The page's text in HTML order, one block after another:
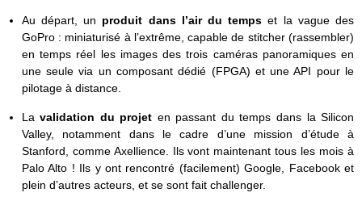
Au départ, un produit dans l’air du tempset la vague des
GoPro : miniaturisé à l’extrême, capable de stitcher (rassembler)
en temps réel les images des trois caméras panoramiques en
une seule via un composant dédié (FPGA) et une API pour le
pilotage à distance.
Lavalidation du projet en passant du temps dans la Silicon
Valley, notamment dans le cadre d’une mission d’étude à
Stanford, comme Axellience. Ils vont maintenant tous les mois à
Palo Alto ! Ils y ont rencontré (facilement) Google, Facebook et
plein d’autres acteurs, et se sont fait challenger.